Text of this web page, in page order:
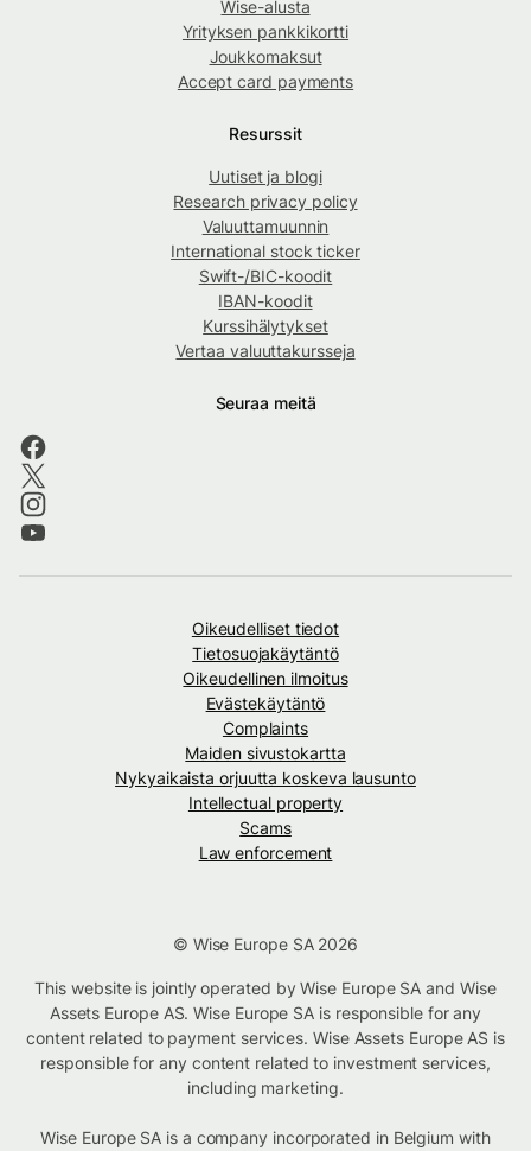
Wise-alusta
Yrityksen pankkikortti
Joukkomaksut
Accept card payments
Resurssit
Uutiset ja blogi
Research privacy policy
Valuuttamuunnin
International stock ticker
Swift-/BIC-koodit
IBAN-koodit
Kurssihälytykset
Vertaa valuuttakursseja
Seuraa meitä
Oikeudelliset tiedot
Tietosuojakäytäntö
Oikeudellinen ilmoitus
Evästekäytäntö
Complaints
Maiden sivustokartta
Nykyaikaista orjuutta koskeva lausunto
Intellectual property
Scams
Law enforcement
© Wise Europe SA 2026
This website is jointly operated by Wise Europe SA and Wise
Assets Europe AS. Wise Europe SA is responsible for any
content related to payment services. Wise Assets Europe AS is
responsible for any content related to investment services,
including marketing.
Wise Europe SA is a company incorporated in Belgium with